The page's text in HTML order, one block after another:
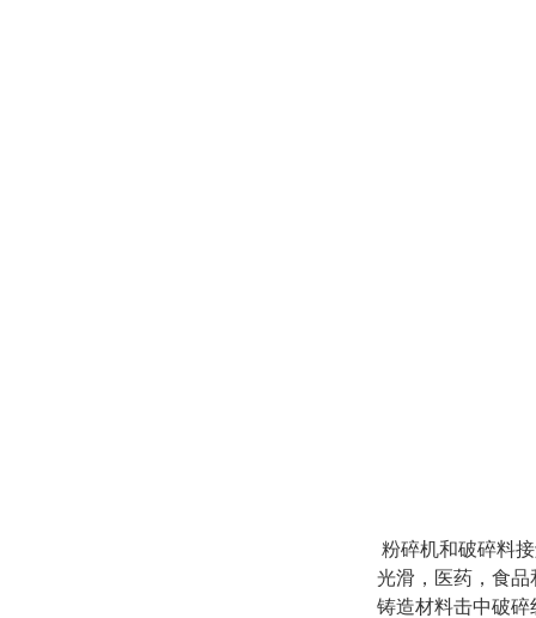
粉碎机和破碎料
光滑，医药，食
铸造材料击中破